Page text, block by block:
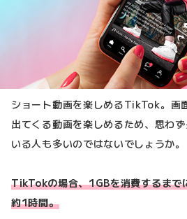
ショート動画を楽しめるTikTok。画
出てくる動画を楽しめるため、思わ
いる人も多いのではないでしょうか。
TikTokの場合、1GBを消費するまで
約1時間。